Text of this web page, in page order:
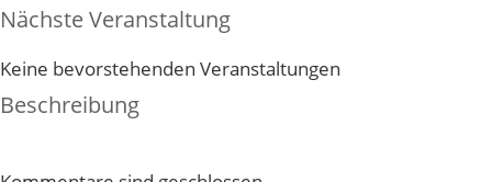
Nächste Veranstaltung
Keine bevorstehenden Veranstaltungen
Beschreibung